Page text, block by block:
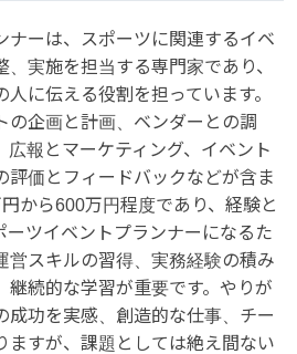
ナーは、スポーツに関連するイベ
、実施を担当する専門家であり、
に伝える役割を担っています。
の企画と計画、ベンダーとの調
広報とマーケティング、イベント
評価とフィードバックなどが含ま
から600万円程度であり、経験と
ーツイベントプランナーになるた
営スキルの習得、実務経験の積み
継続的な学習が重要です。やりが
成功を実感、創造的な仕事、チー
ますが、課題としては絶え間ない